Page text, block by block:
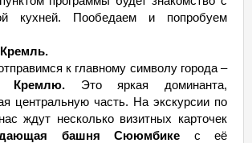
кухней. Пообедаем и попробуем
Кремль.
к главному символу города –
Кремлю.Это яркая доминанта,
центральную часть. На экскурсии по
ждут несколько визитных карточек
башня Сююмбике с её